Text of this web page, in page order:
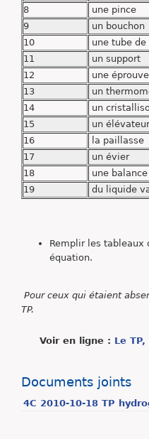
8
une pince
9
un bouchon
10
une tube
11
un support
12
une
13
un
14
un
15
un
16
la paillasse
17
un évier
18
une balance
19
du liquide
Remplir les tableaux
équation.
Pour ceux qui étaient
TP.
Voir en ligne : Le
Documents joints
4C 2010-10-18 TP